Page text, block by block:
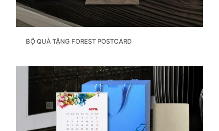
BỘ QUÀ TẶNG FOREST POSTCARD